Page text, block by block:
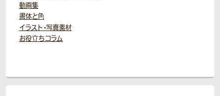
動画集
書体と色
イラスト・写真素材
お役立ちコラム